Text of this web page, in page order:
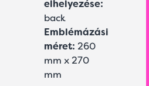
elhelyezése:
back
Emblémázási
méret: 260
mm x 270
mm